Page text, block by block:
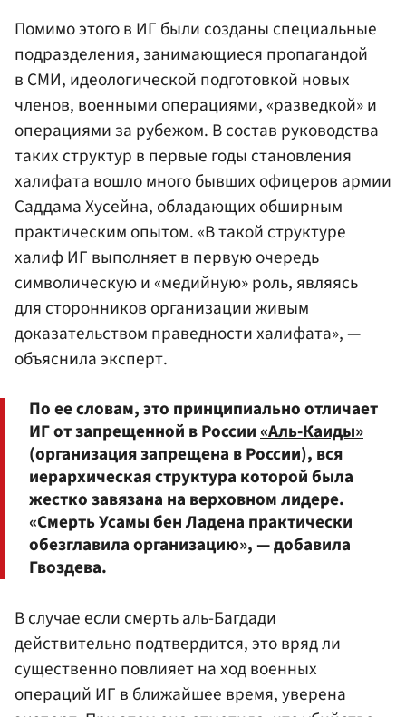
Помимо этого в ИГ были созданы специальные
подразделения, занимающиеся пропагандой
в СМИ, идеологической подготовкой новых
членов, военными операциями, «разведкой» и
операциями за рубежом. В состав руководства
таких структур в первые годы становления
халифата вошло много бывших офицеров армии
Саддама Хусейна, обладающих обширным
практическим опытом. «В такой структуре
халиф ИГ выполняет в первую очередь
символическую и «медийную» роль, являясь
для сторонников организации живым
доказательством праведности халифата», —
объяснила эксперт.
По ее словам, это принципиально отличает
ИГ от запрещенной в России«Аль-Каиды»
(организация запрещена в России), вся
иерархическая структура которой была
жестко завязана на верховном лидере.
«Смерть Усамы бен Ладена практически
обезглавила организацию», — добавила
Гвоздева.
В случае если смерть аль-Багдади
действительно подтвердится, это вряд ли
существенно повлияет на ход военных
операций ИГ в ближайшее время, уверена